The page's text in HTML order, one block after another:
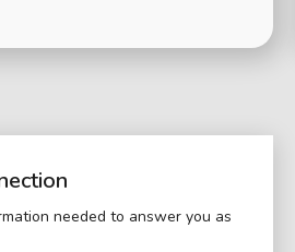
needed to answer you as